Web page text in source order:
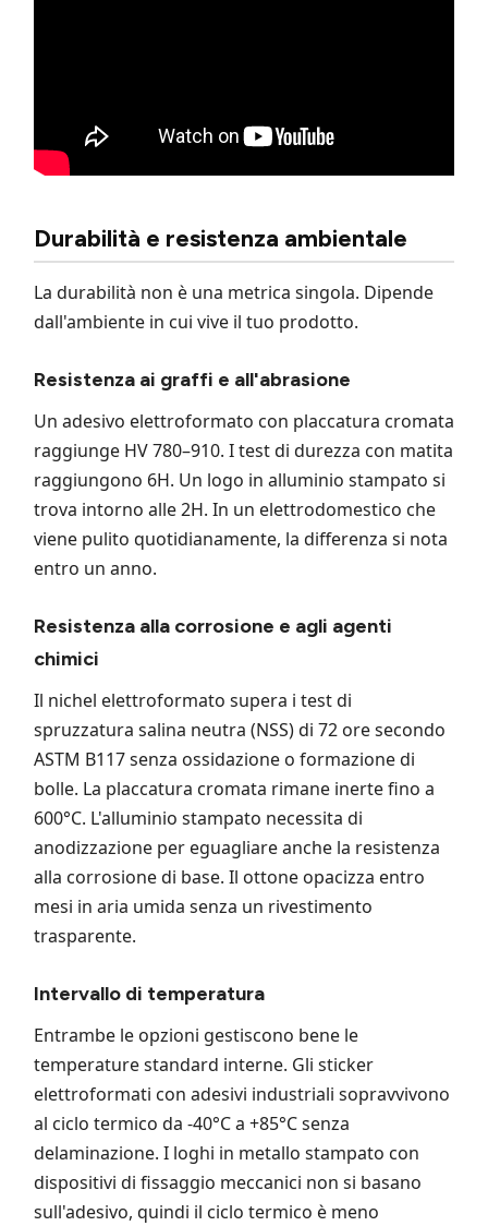
Durabilità e resistenza ambientale
La durabilità non è una metrica singola. Dipende
dall'ambiente in cui vive il tuo prodotto.
Resistenza ai graffi e all'abrasione
Un adesivo elettroformato con placcatura cromata
raggiunge HV 780–910. I test di durezza con matita
raggiungono 6H. Un logo in alluminio stampato si
trova intorno alle 2H. In un elettrodomestico che
viene pulito quotidianamente, la differenza si nota
entro un anno.
Resistenza alla corrosione e agli agenti
chimici
Il nichel elettroformato supera i test di
spruzzatura salina neutra (NSS) di 72 ore secondo
ASTM B117 senza ossidazione o formazione di
bolle. La placcatura cromata rimane inerte fino a
600°C. L'alluminio stampato necessita di
anodizzazione per eguagliare anche la resistenza
alla corrosione di base. Il ottone opacizza entro
mesi in aria umida senza un rivestimento
trasparente.
Intervallo di temperatura
Entrambe le opzioni gestiscono bene le
temperature standard interne. Gli sticker
elettroformati con adesivi industriali sopravvivono
al ciclo termico da -40°C a +85°C senza
delaminazione. I loghi in metallo stampato con
dispositivi di fissaggio meccanici non si basano
sull'adesivo, quindi il ciclo termico è meno